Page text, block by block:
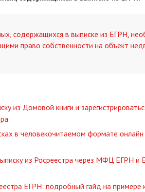
содержащихся в выписке из ЕГРН,
право собственности на объект
из Домовой книги и
в человекочитаемом формате
из Росреестра через МФЦ ЕГРН и
ЕГРН: подробный гайд на примере